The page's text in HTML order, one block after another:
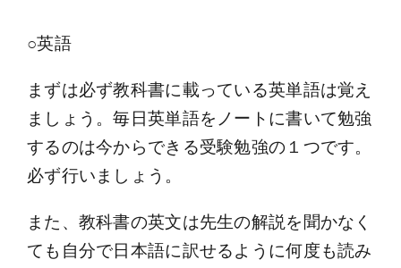
○英語
まずは必ず教科書に載っている英単語は覚え
ましょう。毎日英単語をノートに書いて勉強
するのは今からできる受験勉強の１つです。
必ず行いましょう。
また、教科書の英文は先生の解説を聞かなく
ても自分で日本語に訳せるように何度も読み